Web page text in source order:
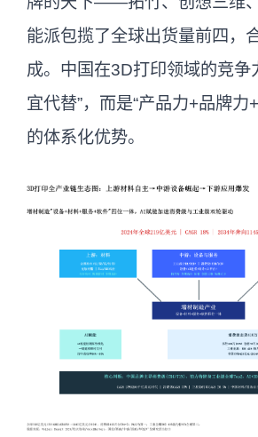
能派包揽了全球出货量前四，
成。中国在3D打印领域的竞争
宜代替”，而是“产品力+品牌力
的体系化优势。